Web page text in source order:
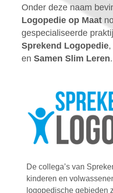
Onder deze naam
Logopedie op Maat
gespecialiseerde
Sprekend Logopedie,
en Samen Slim Leren.
De collega’s van
kinderen en
logopedische gebieden